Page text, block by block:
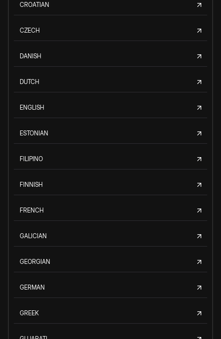
CROATIAN
CZECH
DANISH
DUTCH
ENGLISH
ESTONIAN
FILIPINO
FINNISH
FRENCH
GALICIAN
GEORGIAN
GERMAN
GREEK